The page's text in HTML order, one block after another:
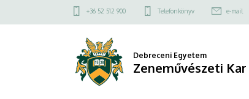
Bizottságok
Zeneművészeti
a
Felső
menü
+36 52 512 900 Telefonkönyv e-mail
Debreceni Egyetem
Zeneművészeti Kar